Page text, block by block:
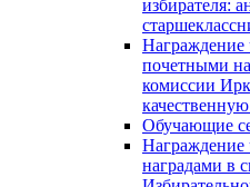
избирателя:
почетными
комиссии
Обучающие
Награждение
наградами в